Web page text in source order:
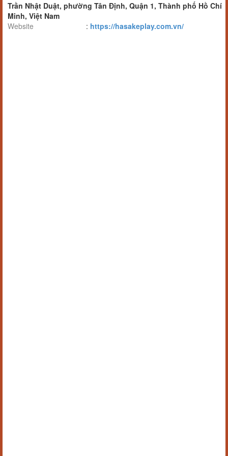
Trần Nhật Duật, phường Tân Định, Quận 1, Thành phố Hồ Chí
Minh, Việt Nam
Website
: https://hasakeplay.com.vn/